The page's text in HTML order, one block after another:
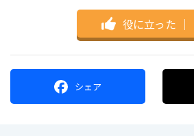
役に立った ｜
シェア